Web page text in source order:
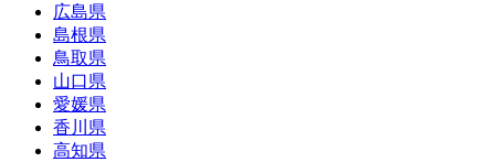
広島県
島根県
鳥取県
山口県
愛媛県
香川県
高知県